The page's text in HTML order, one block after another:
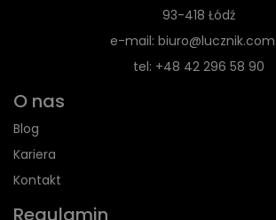
93-418 Łódź
e-mail:
tel: +48 42 296 58 90
O nas
Blog
Kariera
Kontakt
Regulamin